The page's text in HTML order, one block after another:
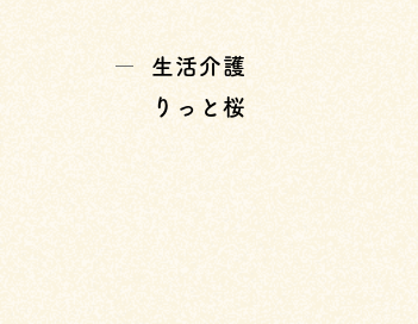
生活介護
りっと桜